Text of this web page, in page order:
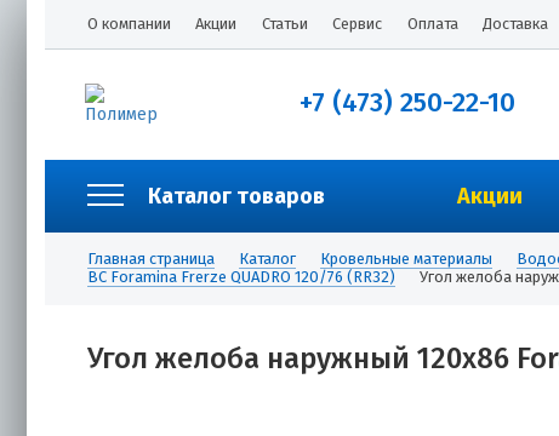
О компании Акции Статьи Сервис Оплата Доставка
+7 (473) 250-22-10
Каталог товаров Акции
Главная страница Каталог Кровельные материалы
ВС Foramina Frerze QUADRO 120/76 (RR32)
Угол желоба
Угол желоба наружный 120х86